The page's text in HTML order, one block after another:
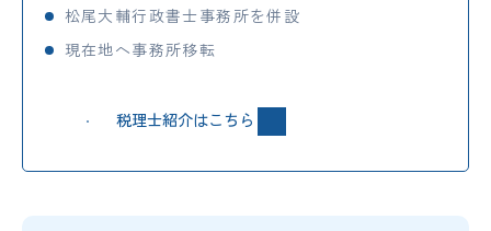
松尾大輔行政書士事務所を併設
現在地へ事務所移転
税理士紹介はこちら